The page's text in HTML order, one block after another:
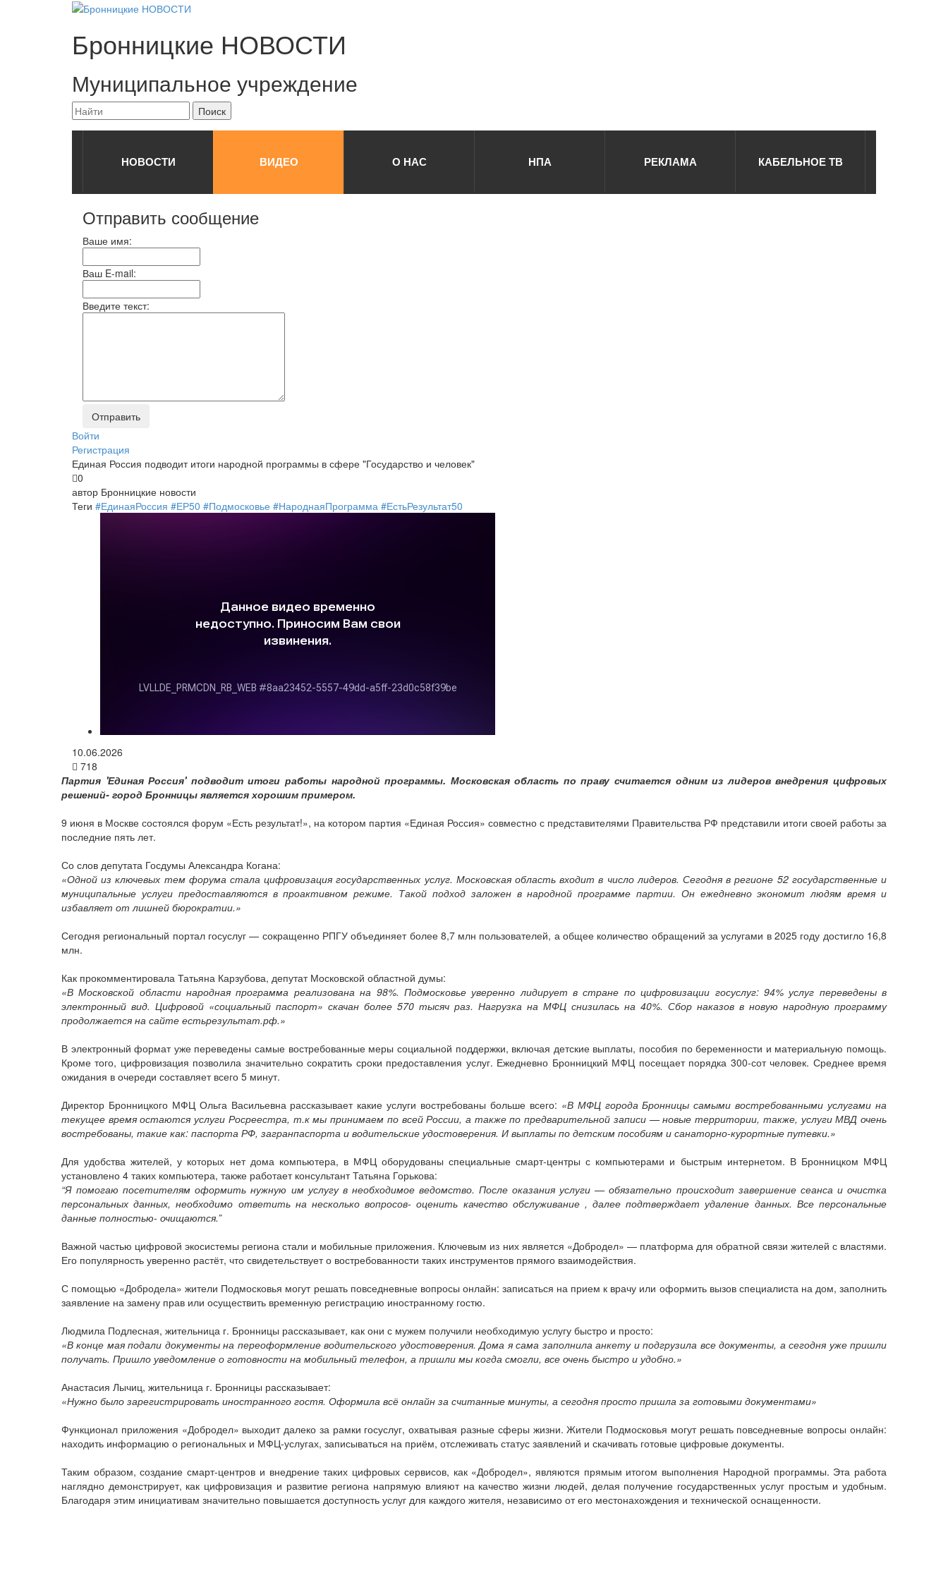
Бронницкие НОВОСТИ
Муниципальное учреждение
НОВОСТИ ВИДЕО О НАС НПА РЕКЛАМА КАБЕЛЬНОЕ ТВ
Отправить сообщение
Ваше имя:
Ваш E-mail:
Введите текст:
Войти
Регистрация
Единая Россия подводит итоги народной программы в сфере "Государство и человек"
0
автор Бронницкие новости
Теги #ЕдинаяРоссия #ЕР50 #Подмосковье #НароднаяПрограмма #ЕстьРезультат50
10.06.2026
718
Партия 'Единая Россия' подводит итоги работы народной программы. Московская область по праву считается одним из лидеров внедрения цифровых
решений- город Бронницы является хорошим примером.
9 июня в Москве состоялся форум «Есть результат!», на котором партия «Единая Россия» совместно с представителями Правительства РФ представили итоги своей работы за
последние пять лет.
Со слов депутата Госдумы Александра Когана:
«Одной из ключевых тем форума стала цифровизация государственных услуг. Московская область входит в число лидеров. Сегодня в регионе 52 государственные и
муниципальные услуги предоставляются в проактивном режиме. Такой подход заложен в народной программе партии. Он ежедневно экономит людям время и
избавляет от лишней бюрократии.»
Сегодня региональный портал госуслуг — сокращенно РПГУ объединяет более 8,7 млн пользователей, а общее количество обращений за услугами в 2025 году достигло 16,8
млн.
Как прокомментировала Татьяна Карзубова, депутат Московской областной думы:
«В Московской области народная программа реализована на 98%. Подмосковье уверенно лидирует в стране по цифровизации госуслуг: 94% услуг переведены в
электронный вид. Цифровой «социальный паспорт» скачан более 570 тысяч раз. Нагрузка на МФЦ снизилась на 40%. Сбор наказов в новую народную программу
продолжается на сайте естьрезультат.рф.»
В электронный формат уже переведены самые востребованные меры социальной поддержки, включая детские выплаты, пособия по беременности и материальную помощь.
Кроме того, цифровизация позволила значительно сократить сроки предоставления услуг. Ежедневно Бронницкий МФЦ посещает порядка 300-сот человек. Среднее время
ожидания в очереди составляет всего 5 минут.
Директор Бронницкого МФЦ Ольга Васильевна рассказывает какие услуги востребованы больше всего: «В МФЦ города Бронницы самыми востребованными услугами на
текущее время остаются услуги Росреестра, т.к мы принимаем по всей России, а также по предварительной записи — новые территории, также, услуги МВД очень
востребованы, такие как: паспорта РФ, загранпаспорта и водительские удостоверения. И выплаты по детским пособиям и санаторно-курортные путевки.»
Для удобства жителей, у которых нет дома компьютера, в МФЦ оборудованы специальные смарт-центры с компьютерами и быстрым интернетом. В Бронницком МФЦ
установлено 4 таких компьютера, также работает консультант Татьяна Горькова:
“Я помогаю посетителям оформить нужную им услугу в необходимое ведомство. После оказания услуги — обязательно происходит завершение сеанса и очистка
персональных данных, необходимо ответить на несколько вопросов- оценить качество обслуживание , далее подтверждает удаление данных. Все персональные
данные полностью- очищаются.”
Важной частью цифровой экосистемы региона стали и мобильные приложения. Ключевым из них является «Добродел» — платформа для обратной связи жителей с властями.
Его популярность уверенно растёт, что свидетельствует о востребованности таких инструментов прямого взаимодействия.
С помощью «Добродела» жители Подмосковья могут решать повседневные вопросы онлайн: записаться на прием к врачу или оформить вызов специалиста на дом, заполнить
заявление на замену прав или осуществить временную регистрацию иностранному гостю.
Людмила Подлесная, жительница г. Бронницы рассказывает, как они с мужем получили необходимую услугу быстро и просто:
«В конце мая подали документы на переоформление водительского удостоверения. Дома я сама заполнила анкету и подгрузила все документы, а сегодня уже пришли
получать. Пришло уведомление о готовности на мобильный телефон, а пришли мы когда смогли, все очень быстро и удобно.»
Анастасия Лычиц, жительница г. Бронницы рассказывает:
«Нужно было зарегистрировать иностранного гостя. Оформила всё онлайн за считанные минуты, а сегодня просто пришла за готовыми документами»
Функционал приложения «Добродел» выходит далеко за рамки госуслуг, охватывая разные сферы жизни. Жители Подмосковья могут решать повседневные вопросы онлайн:
находить информацию о региональных и МФЦ-услугах, записываться на приём, отслеживать статус заявлений и скачивать готовые цифровые документы.
Таким образом, создание смарт-центров и внедрение таких цифровых сервисов, как «Добродел», являются прямым итогом выполнения Народной программы. Эта работа
наглядно демонстрирует, как цифровизация и развитие региона напрямую влияют на качество жизни людей, делая получение государственных услуг простым и удобным.
Благодаря этим инициативам значительно повышается доступность услуг для каждого жителя, независимо от его местонахождения и технической оснащенности.